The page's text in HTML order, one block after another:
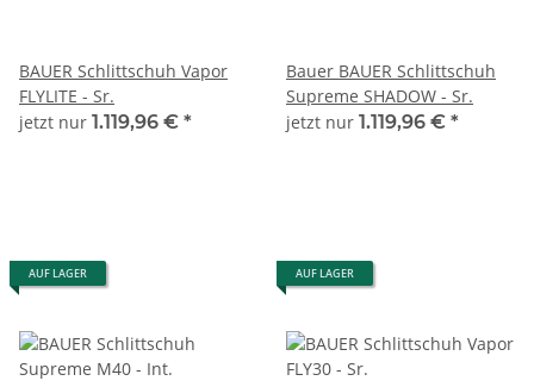
BAUER Schlittschuh Vapor
FLYLITE - Sr.
jetzt nur 1.119,96 € *
Bauer BAUER Schlittschuh
Supreme SHADOW - Sr.
jetzt nur 1.119,96 € *
AUF LAGER AUF LAGER